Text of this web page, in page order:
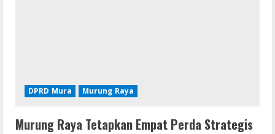
DPRD Mura Murung Raya
Murung Raya Tetapkan Empat Perda Strategis